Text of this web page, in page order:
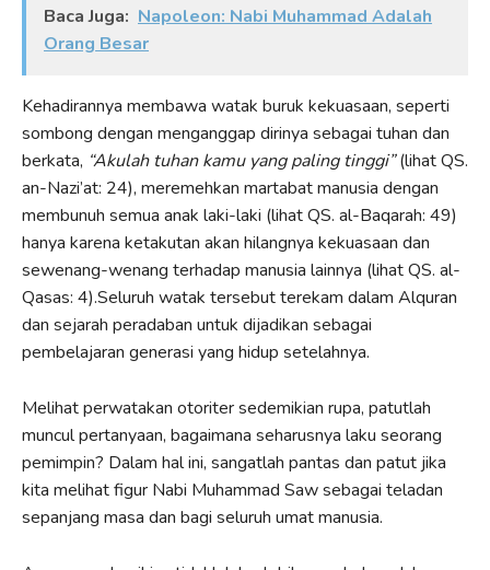
Baca Juga: Napoleon: Nabi Muhammad Adalah
Orang Besar
Kehadirannya membawa watak buruk kekuasaan, seperti
sombong dengan menganggap dirinya sebagai tuhan dan
berkata, “Akulah tuhan kamu yang paling tinggi”(lihat QS.
an-Nazi’at: 24), meremehkan martabat manusia dengan
membunuh semua anak laki-laki (lihat QS. al-Baqarah: 49)
hanya karena ketakutan akan hilangnya kekuasaan dan
sewenang-wenang terhadap manusia lainnya (lihat QS. al-
Qasas: 4).Seluruh watak tersebut terekam dalam Alquran
dan sejarah peradaban untuk dijadikan sebagai
pembelajaran generasi yang hidup setelahnya.
Melihat perwatakan otoriter sedemikian rupa, patutlah
muncul pertanyaan, bagaimana seharusnya laku seorang
pemimpin? Dalam hal ini, sangatlah pantas dan patut jika
kita melihat figur Nabi Muhammad Saw sebagai teladan
sepanjang masa dan bagi seluruh umat manusia.